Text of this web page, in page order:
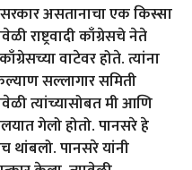
सरकार असतानाचा एक किस्सा
राष्ट्रवादी काँग्रेसचे नेते
वाटेवर होते. त्यांना
कल्याण सल्लागार समिती
त्यांच्यासोबत मी आणि
गेलो होतो. पानसरे हे
थांबलो. पानसरे यांनी